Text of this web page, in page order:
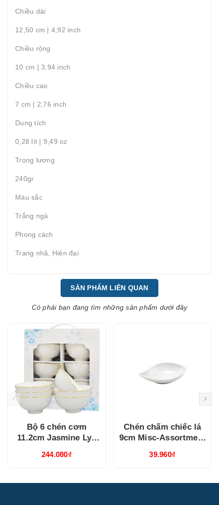
Chiều dài
12,50 cm | 4,92 inch
Chiều rộng
10 cm | 3,94 inch
Chiều cao
7 cm | 2,76 inch
Dung tích
0,28 lít | 9,49 oz
Trọng lượng
240gr
Màu sắc
Trắng ngà
Phong cách
Trang nhã, Hiện đại
SẢN PHẨM LIÊN QUAN
Có phải bạn đang tìm những sản phẩm dưới đây
Bộ 6 chén cơm
11.2cm Jasmine Lys
(03119901406)
244.080₫
Chén chấm chiếc lá
9cm Misc-Assortment
(640916000)
39.960₫